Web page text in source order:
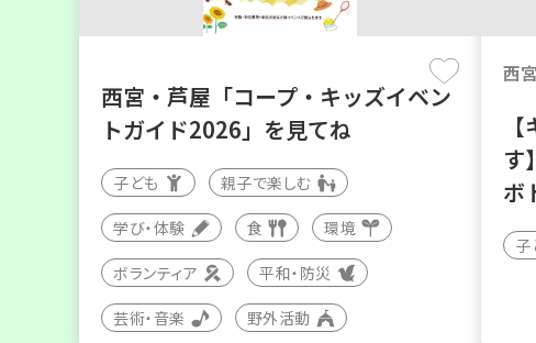
西宮・芦屋「コープ・キッズイベン
トガイド2026」を見てね
子ども 親子で楽しむ
学び・体験 食 環境
ボランティア 平和・防災
芸術・音楽 野外活動
西
す
ボ
子